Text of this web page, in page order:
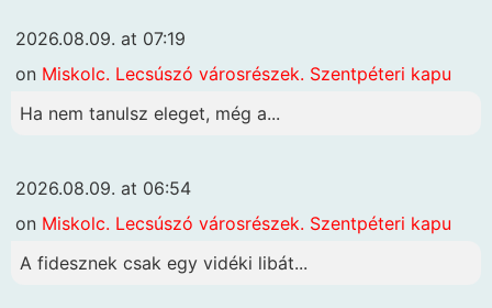
2026.08.09. at 07:19
on Miskolc. Lecsúszó városrészek. Szentpéteri kapu
Ha nem tanulsz eleget, még a...
2026.08.09. at 06:54
on Miskolc. Lecsúszó városrészek. Szentpéteri kapu
A fidesznek csak egy vidéki libát...